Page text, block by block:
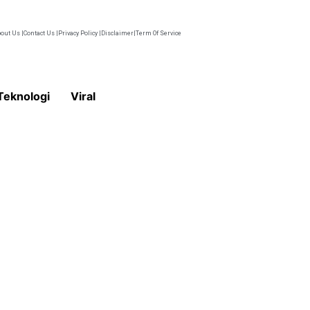
Us |Contact Us | Privacy Policy | Disclaimer|Term Of Service
Viral